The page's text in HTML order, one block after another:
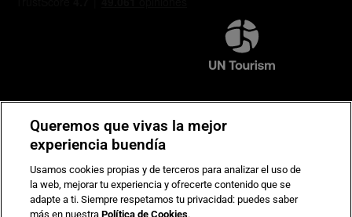
Compromiso de seguridad en pagos electrónicos
Queremos que vivas la mejor
experiencia buendía
Usamos cookies propias y de terceros para analizar el uso de
la web, mejorar tu experiencia y ofrecerte contenido que se
adapte a ti. Siempre respetamos tu privacidad: puedes saber
más en nuestraPolítica de Cookies.